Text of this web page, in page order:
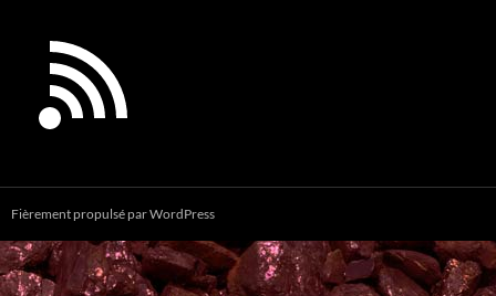
Fièrement propulsé par WordPress